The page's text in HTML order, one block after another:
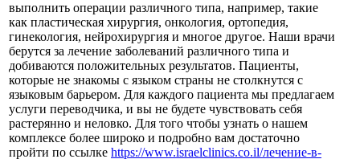
выполнить операции различного типа, например, такие
как пластическая хирургия, онкология, ортопедия,
гинекология, нейрохирургия и многое другое. Наши врачи
берутся за лечение заболеваний различного типа и
добиваются положительных результатов. Пациенты,
которые не знакомы с языком страны не столкнутся с
языковым барьером. Для каждого пациента мы предлагаем
услуги переводчика, и вы не будете чувствовать себя
растерянно и неловко. Для того чтобы узнать о нашем
комплексе более широко и подробно вам достаточно
пройти по ссылке https://www.israelclinics.co.il/лечение-в-